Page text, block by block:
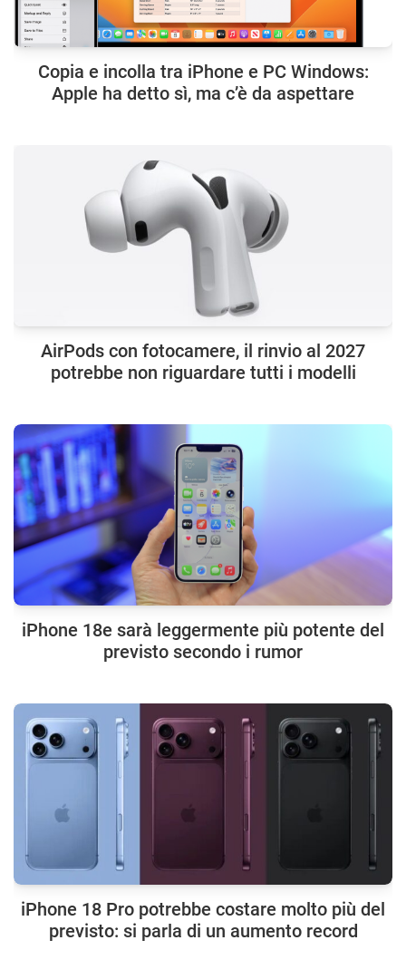
Copia e incolla tra iPhone e PC Windows:
Apple ha detto sì, ma c’è da aspettare
AirPods con fotocamere, il rinvio al 2027
potrebbe non riguardare tutti i modelli
iPhone 18e sarà leggermente più potente del
previsto secondo i rumor
iPhone 18 Pro potrebbe costare molto più del
previsto: si parla di un aumento record